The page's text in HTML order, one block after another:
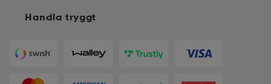
Handla tryggt